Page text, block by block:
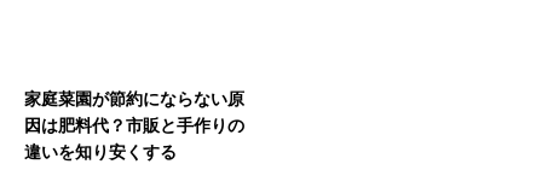
家庭菜園が節約にならない原
因は肥料代？市販と手作りの
違いを知り安くする